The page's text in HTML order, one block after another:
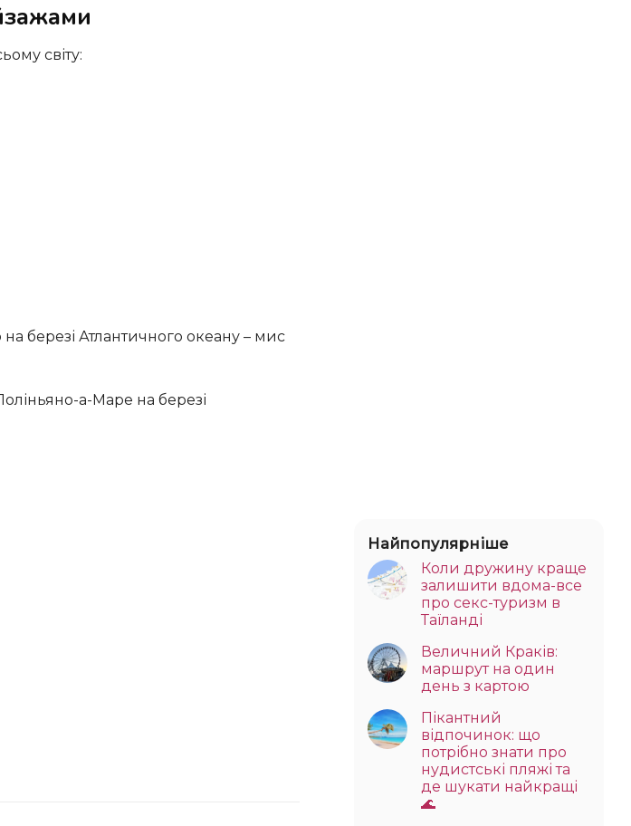
світу:
Найпопулярніше
Коли дружину краще
залишити вдома-все
про секс-туризм в
Таїланді
Величний Краків:
маршрут на один
день з картою
Пікантний
відпочинок: що
потрібно знати про
нудистські пляжі та
де шукати найкращі
🌊